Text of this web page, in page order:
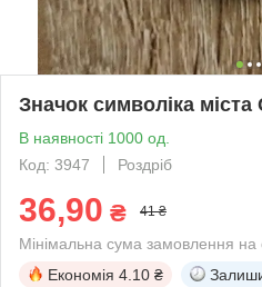
Значок символіка міста
В наявності 1000 од.
Код: 3947
Роздріб
36,90 ₴ 41 ₴
Мінімальна сума замовлення на
Економія 4.10 ₴